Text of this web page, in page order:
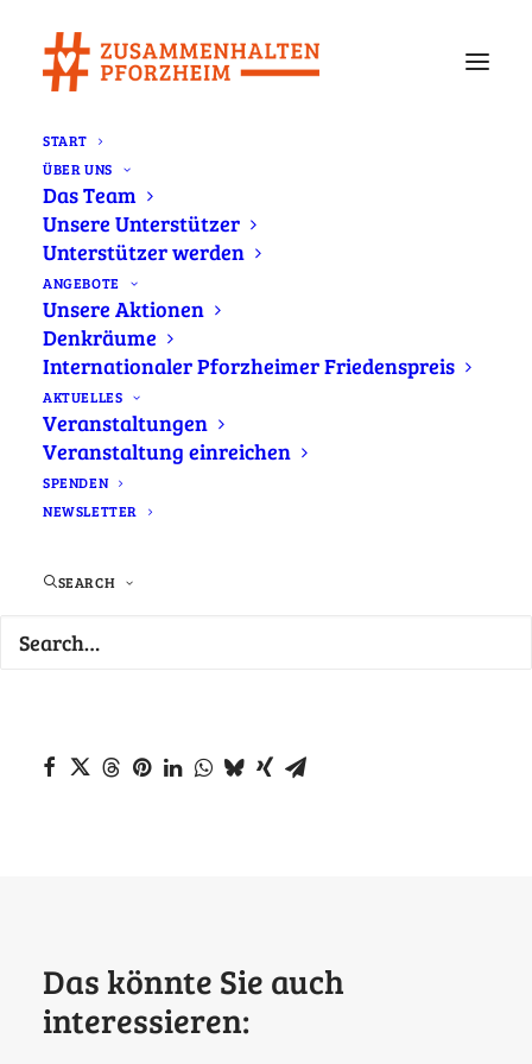
START
ÜBER UNS
Das Team
Unsere Unterstützer
Unterstützer werden
ANGEBOTE
Unsere Aktionen
Denkräume
Internationaler Pforzheimer Friedenspreis
AKTUELLES
Veranstaltungen
Veranstaltung einreichen
SPENDEN
NEWSLETTER
SEARCH
Home Newsletter
CSD in Pforzheim - Denkmal "22.
Oktober 1940" am Güterbahnhof -
Denkraum "Teilen" -
Förderprogramm "Demokratie
leben!" jetzt bewerben u.v.m.
Newsletter Juni 2025 #Zusammenhalten
Das könnte Sie auch
interessieren: